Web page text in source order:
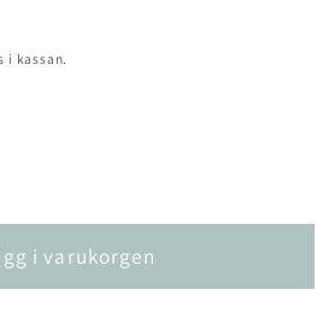
i kassan.
i varukorgen